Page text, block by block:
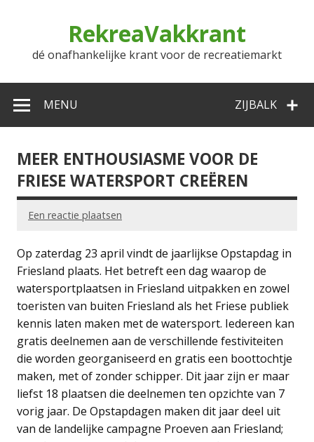
RekreaVakkrant
dé onafhankelijke krant voor de recreatiemarkt
ZIJBALK
MENU
MEER ENTHOUSIASME VOOR DE
FRIESE WATERSPORT CREËREN
Een reactie plaatsen
Op zaterdag 23 april vindt de jaarlijkse Opstapdag in
Friesland plaats. Het betreft een dag waarop de
watersportplaatsen in Friesland uitpakken en zowel
toeristen van buiten Friesland als het Friese publiek
kennis laten maken met de watersport. Iedereen kan
gratis deelnemen aan de verschillende festiviteiten
die worden georganiseerd en gratis een boottochtje
maken, met of zonder schipper. Dit jaar zijn er maar
liefst 18 plaatsen die deelnemen ten opzichte van 7
vorig jaar. De Opstapdagen maken dit jaar deel uit
van de landelijke campagne Proeven aan Friesland;